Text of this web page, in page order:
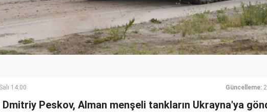
14:00 Güncelleme:
Peskov, Alman menşeli tankların Ukrayna'ya